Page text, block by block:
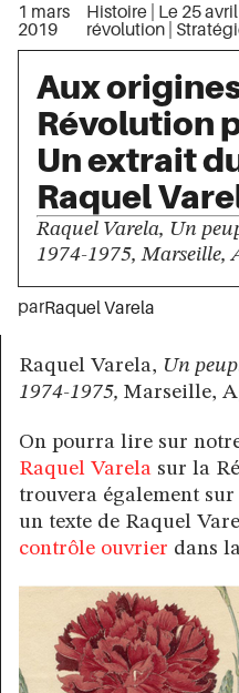
1 mars
2019
Histoire| Le 25
révolution|
Aux
Révolution
Un extrait
Raquel
Raquel Varela, Un
1974-1975, Marseille,
parRaquel Varela
Raquel Varela, Un
1974-1975, Marseille,
On pourra lire sur
Raquel Varela sur la
trouvera également
un texte de Raquel
contrôle ouvrier dans